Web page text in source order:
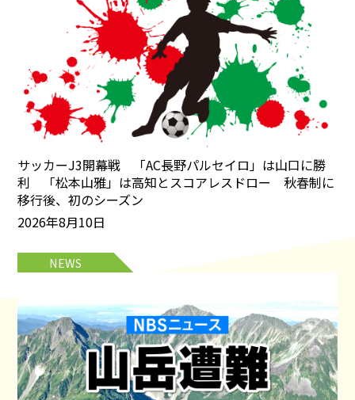
サッカーJ3開幕戦 「AC長野パルセイロ」は山口に勝
利 「松本山雅」は高知とスコアレスドロー 秋春制に
移行後、初のシーズン
2026年8月10日
NEWS